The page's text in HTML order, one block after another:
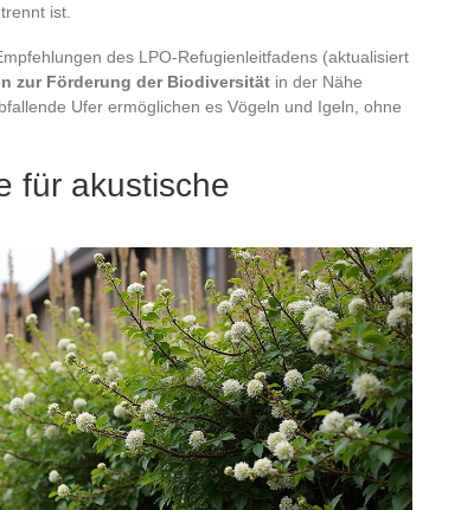
ist.
des LPO-Refugienleitfadens (aktualisiert
zur Förderung der Biodiversität in der Nähe
Ufer ermöglichen es Vögeln und Igeln, ohne
für akustische